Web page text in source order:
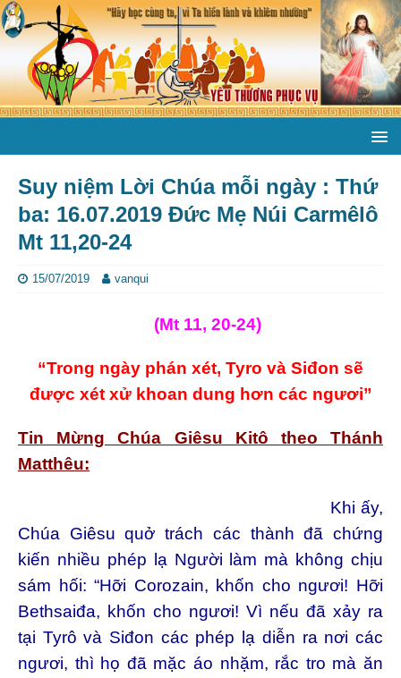
Suy niệm Lời Chúa mỗi ngày : Thứ
ba: 16.07.2019 Đức Mẹ Núi Carmêlô
Mt 11,20-24
15/07/2019 vanqui
(Mt 11, 20-24)
“Trong ngày phán xét, Tyro và Siđon sẽ
được xét xử khoan dung hơn các ngươi”
Tin Mừng Chúa Giêsu Kitô theo Thánh
Matthêu:
Khi ấy,
Chúa Giêsu quở trách các thành đã chứng
kiến nhiều phép lạ Người làm mà không chịu
sám hối: “Hỡi Corozain, khốn cho ngươi! Hỡi
Bethsaiđa, khốn cho ngươi! Vì nếu đã xảy ra
tại Tyrô và Siđon các phép lạ diễn ra nơi các
ngươi, thì họ đã mặc áo nhặm, rắc tro mà ăn